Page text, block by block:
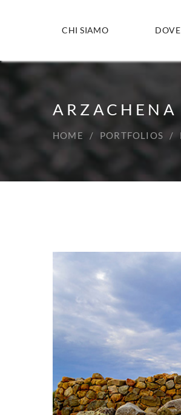
CHI SIAMO
HOME PORTFOLIOS